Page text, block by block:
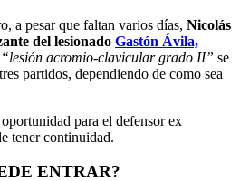
a pesar que faltan varios días, Nicolás
del lesionado Gastón Ávila,
“lesión acromio-clavicular grado II” se
partidos, dependiendo de como sea
para el defensor ex
tener continuidad.
ENTRAR?